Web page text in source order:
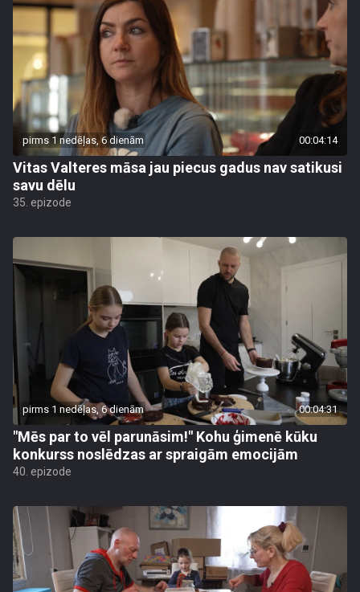
pirms 1 nedēļas, 6 dienām 00:04:14
Vitas Valteres māsa jau piecus gadus nav satikusi
savu dēlu
35. epizode
pirms 1 nedēļas, 6 dienām 00:04:31
"Mēs par to vēl parunāsim!" Kohu ģimenē kūku
konkurss noslēdzas ar spraigām emocijām
40. epizode